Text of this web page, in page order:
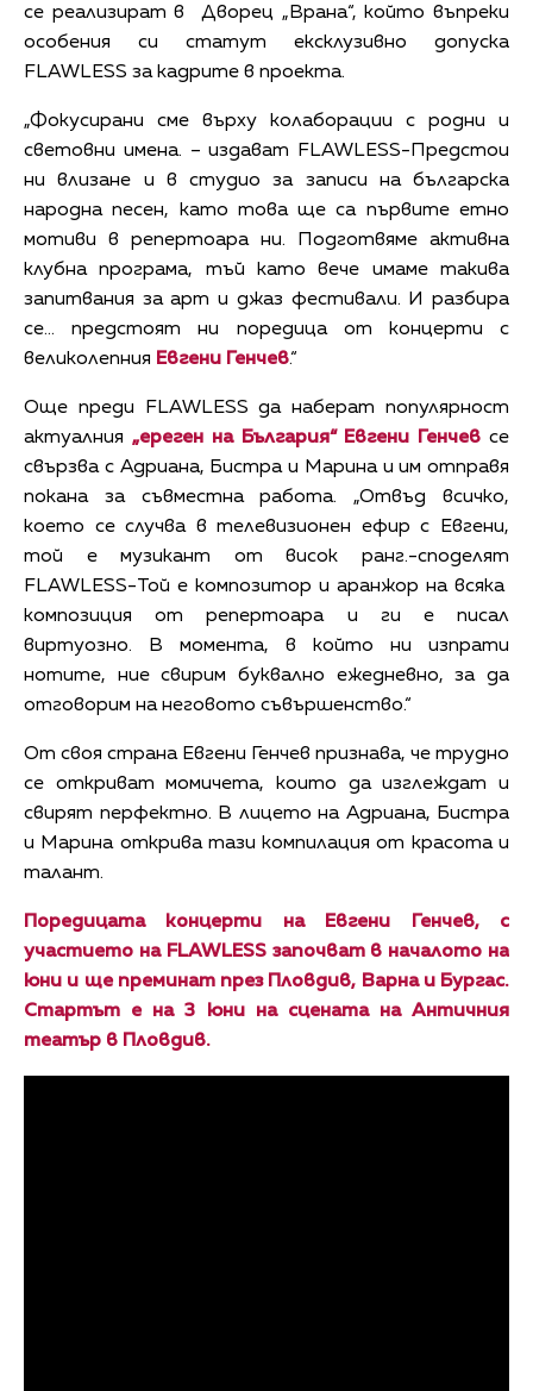
се реализират в Дворец „Врана“, който въпреки
особения си статут ексклузивно допуска
FLAWLESS за кадрите в проекта.
„Фокусирани сме върху колаборации с родни и
световни имена. – издават FLAWLESS-Предстои
ни влизане и в студио за записи на българска
народна песен, като това ще са първите етно
мотиви в репертоара ни. Подготвяме активна
клубна програма, тъй като вече имаме такива
запитвания за арт и джаз фестивали. И разбира
се… предстоят ни поредица от концерти с
великолепния Евгени Генчев.“
Още преди FLAWLESS да наберат популярност
актуалния „ереген на България“ Евгени Генчевсе
свързва с Адриана, Бистра и Марина и им отправя
покана за съвместна работа. „Отвъд всичко,
което се случва в телевизионен ефир с Евгени,
той е музикант от висок ранг.-споделят
FLAWLESS-Той е композитор и аранжор на всяка
композиция от репертоара и ги е писал
виртуозно. В момента, в който ни изпрати
нотите, ние свирим буквално ежедневно, за да
отговорим на неговото съвършенство.“
От своя страна Евгени Генчев признава, че трудно
се откриват момичета, които да изглеждат и
свирят перфектно. В лицето на Адриана, Бистра
и Марина открива тази компилация от красота и
талант.
Поредицата концерти на Евгени Генчев, с
участието на FLAWLESSзапочват в началото на
юни и ще преминат през Пловдив, Варна и Бургас.
Стартът е на 3 юни на сцената на Античния
театър в Пловдив.